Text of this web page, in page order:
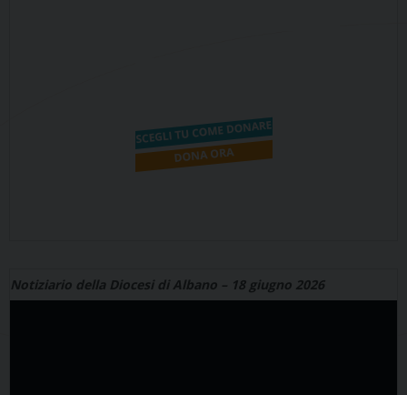
Notiziario della Diocesi di Albano – 18 giugno 2026